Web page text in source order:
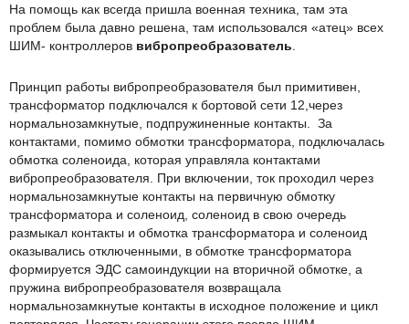
На помощь как всегда пришла военная техника, там эта
проблем была давно решена, там использовался «атец» всех
ШИМ- контроллеров вибропреобразователь
Принцип работы вибропреобразователя был примитивен,
трансформатор подключался к бортовой сети 12,через
нормальнозамкнутые, подпружиненные контакты. За
контактами, помимо обмотки трансформатора, подключалась
обмотка соленоида, которая управляла контактами
вибропреобразователя. При включении, ток проходил через
нормальнозамкнутые контакты на первичную обмотку
трансформатора и соленоид, соленоид в свою очередь
размыкал контакты и обмотка трансформатора и соленоид
оказывались отключенными, в обмотке трансформатора
формируется ЭДС самоиндукции на вторичной обмотке, а
пружина вибропреобразователя возвращала
нормальнозамкнутые контакты в исходное положение и цикл